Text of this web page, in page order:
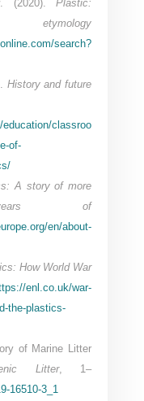
(2020).
Plastic:
search?
History and future
classroo
of-
A story of more
of
en/about-
How World War
enl.co.uk/war-
the-plastics-
of Marine Litter
Litter, 1–
16510-3_1